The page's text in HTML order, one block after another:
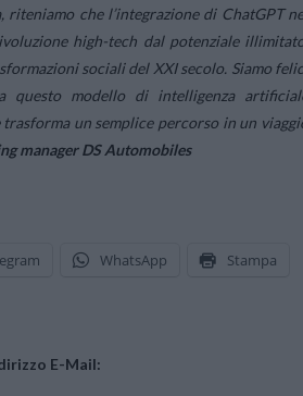
che l’integrazione di ChatGPT
high-tech dal potenziale
sociali del XXI secolo. Siamo
modello di intelligenza
un semplice percorso in un
manager DS Automobiles
WhatsApp Stampa
E-Mail: